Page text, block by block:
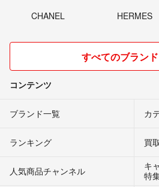
CHANEL HERMES
すべてのブラン
コンテンツ
ブランド一覧 カ
ランキング 買
人気商品チャンネル
キ
特